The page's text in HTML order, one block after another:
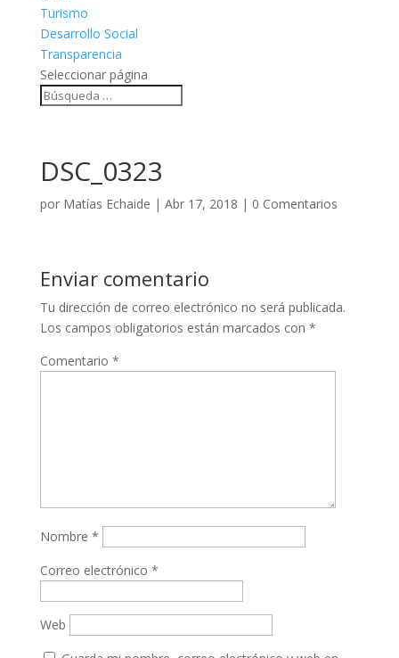
Turismo
Desarrollo Social
Transparencia
Seleccionar página
DSC_0323
por Matías Echaide | Abr 17, 2018 | 0 Comentarios
Enviar comentario
Tu dirección de correo electrónico no será publicada.
Los campos obligatorios están marcados con *
Comentario *
Nombre *
Correo electrónico *
Web